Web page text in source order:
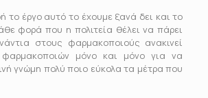
έργο αυτό το έχουμε ξανά δει και το
φορά που η πολιτεία θέλει να πάρει
στους φαρμακοποιούς ανακινεί
μόνο και μόνο για να
γνώμη πολύ ποιο εύκολα τα μέτρα που